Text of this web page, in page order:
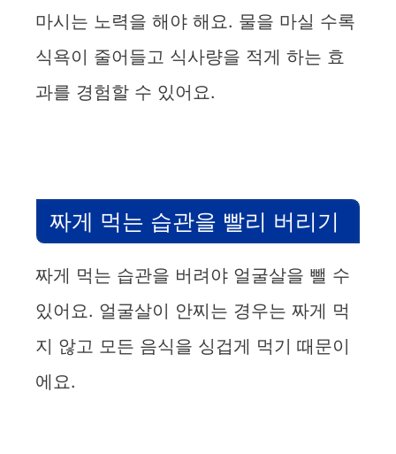
마시는 노력을 해야 해요. 물을 마실 수록
식욕이 줄어들고 식사량을 적게 하는 효
과를 경험할 수 있어요.
짜게 먹는 습관을 빨리 버리기
짜게 먹는 습관을 버려야 얼굴살을 뺄 수
있어요. 얼굴살이 안찌는 경우는 짜게 먹
지 않고 모든 음식을 싱겁게 먹기 때문이
에요.